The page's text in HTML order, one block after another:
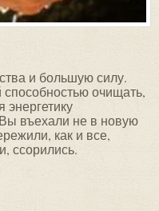
и большую силу.
очищать,
энергетику
въехали не в новую
как и все,
ссорились.